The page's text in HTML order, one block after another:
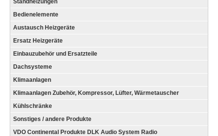
Standheizungen
Bedienelemente
Austausch Heizgeräte
Ersatz Heizgeräte
Einbauzubehör und Ersatzteile
Dachsysteme
Klimaanlagen
Klimaanlagen Zubehör, Kompressor, Lüfter, Wärmetauscher
Kühlschränke
Sonstiges / andere Produkte
VDO Continental Produkte DLK Audio System Radio